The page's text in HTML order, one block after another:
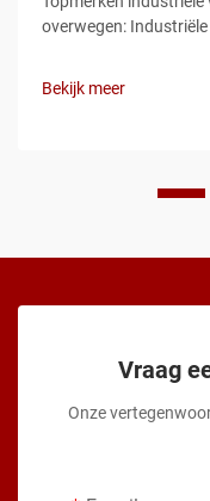
overwegen:
Bekijk meer
Vraag
Onze